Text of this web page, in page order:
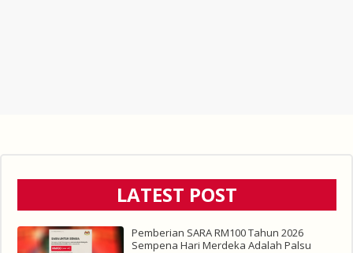
LATEST POST
Pemberian SARA RM100 Tahun 2026
Sempena Hari Merdeka Adalah Palsu